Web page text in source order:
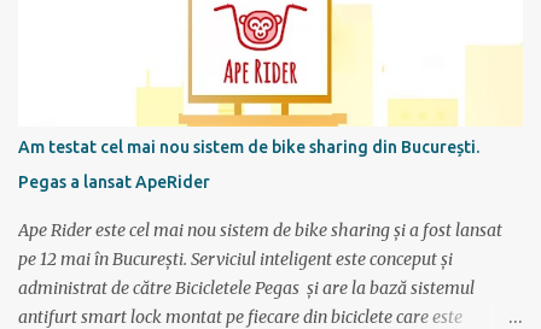
preferate de antrenament. Apoi site-ul mi-a generat un calendar
pentru urmatoarele luni imi care mi se spune cati km am de
alergat la fiecare antrenament si ce timp ar trebui sa scot.
Consider ca este un program foarte bun mai ales ca nu am un
antrenor asa cum au sportivii profesionisti si oricine si-l poate crea
foarte simplu; se alterneaza antrenamente mai scurte cu
antrenamente mai lungi, apoi din nou mai scurte dar trebuie
obtinuti timpi mai buni, ceea ce fortifica muschii si creeaza cadrul
pentru a avansa apoi...
Am testat cel mai nou sistem de bike sharing din București.
Pegas a lansat ApeRider
Ape Rider este cel mai nou sistem de bike sharing și a fost lansat
pe 12 mai în București. Serviciul inteligent este conceput și
administrat de către Bicicletele Pegas și are la bază sistemul
antifurt smart lock montat pe fiecare din biciclete care este